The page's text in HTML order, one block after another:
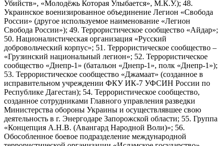
Убийств», «Молодёжь Которая Улыбается», М.К.У.); 48.
Украинское военизированное объединение Легион «Свобода
России» (другое используемое наименование «Легион
Свобода России»); 49. Террористическое сообщество «Айдар»;
50. Националистическая организация «Русский
добровольческий корпус»; 51. Террористическое сообщество –
«Грузинский национальный легион»; 52. Террористическое
сообщество «Днепр-1» (батальон «Днепр-1», полк «Днепр-1»);
53. Террористическое сообщество «Джамаат» (созданное в
исправительном учреждении ФКУ ИК-7 УФСИН России по
Республике Дагестан); 54. Террористическое сообщество,
созданное сотрудниками Главного управления разведки
Министерства обороны Украины и осуществлявшее свою
деятельность в г. Энергодаре Запорожской области; 55. Группа
«Концепция А.Н.В. (Авангард Народной Воли)»; 56.
Обособленное боевое подразделение международной